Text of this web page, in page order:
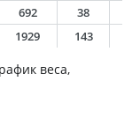
692 38
1929 143
веса,